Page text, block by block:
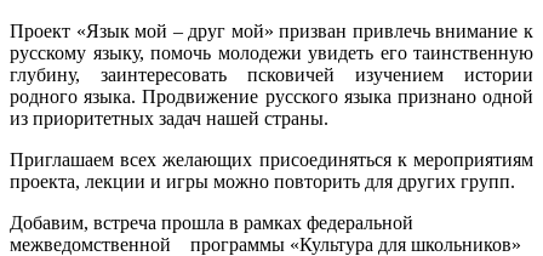
Проект «Язык мой – друг мой» призван привлечь внимание к
русскому языку, помочь молодежи увидеть его таинственную
глубину, заинтересовать псковичей изучением истории
родного языка. Продвижение русского языка признано одной
из приоритетных задач нашей страны.
Приглашаем всех желающих присоединяться к мероприятиям
проекта, лекции и игры можно повторить для других групп.
Добавим, встреча прошла в рамках федеральной
межведомственной программы «Культура для школьников»